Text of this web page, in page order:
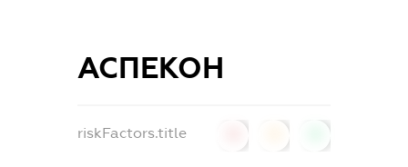
АСПЕКОН
riskFactors.title